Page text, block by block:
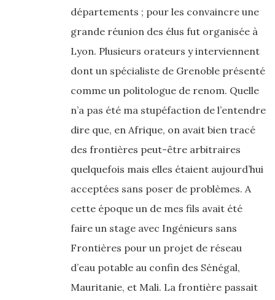
départements ; pour les convaincre une
grande réunion des élus fut organisée à
Lyon. Plusieurs orateurs y interviennent
dont un spécialiste de Grenoble présenté
comme un politologue de renom. Quelle
n’a pas été ma stupéfaction de l’entendre
dire que, en Afrique, on avait bien tracé
des frontières peut-être arbitraires
quelquefois mais elles étaient aujourd’hui
acceptées sans poser de problèmes. A
cette époque un de mes fils avait été
faire un stage avec Ingénieurs sans
Frontières pour un projet de réseau
d’eau potable au confin des Sénégal,
Mauritanie, et Mali. La frontière passait